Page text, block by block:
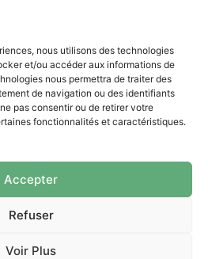
nous utilisons des technologies
et/ou accéder aux informations de
nous permettra de traiter des
de navigation ou des identifiants
pas consentir ou de retirer votre
fonctionnalités et caractéristiques.
Accepter
Refuser
Voir Plus